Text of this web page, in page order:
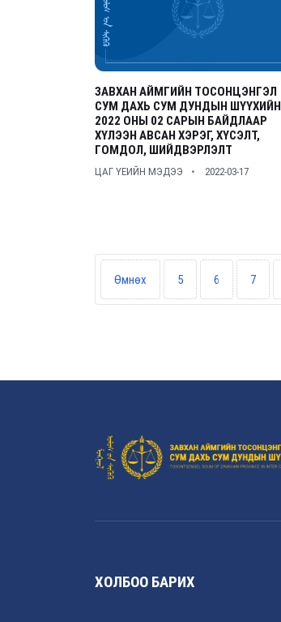
ЗАВХАН АЙМГИЙН ТОСОНЦЭНГЭЛ
СУМ ДАХЬ СУМ ДУНДЫН ШҮҮХИЙН
2022 ОНЫ 02 САРЫН БАЙДЛААР
ХҮЛЭЭН АВСАН ХЭРЭГ, ХҮСЭЛТ,
ГОМДОЛ, ШИЙДВЭРЛЭЛТ
ЦАГ ҮЕИЙН МЭДЭЭ 2022-03-17
Өмнөх 5 6 7
ХОЛБОО БАРИХ